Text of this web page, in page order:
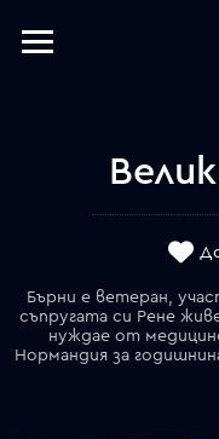
Бърни е ветеран,
съпругата си Рене
нуждае от